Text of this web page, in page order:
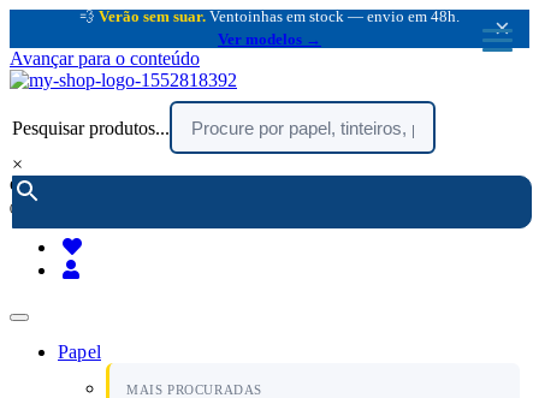
💨 Verão sem suar. Ventoinhas em stock — envio em 48h.
Ver modelos →
×
Avançar para o conteúdo
Pesquisar produtos...
×
encomendar por telefone :
(chamada rede fixa nacional)
Papel
MAIS PROCURADAS